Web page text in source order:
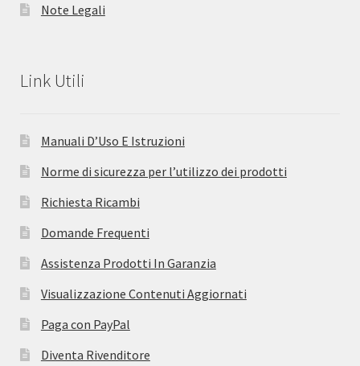
Note Legali
Link Utili
Manuali D’Uso E Istruzioni
Norme di sicurezza per l’utilizzo dei prodotti
Richiesta Ricambi
Domande Frequenti
Assistenza Prodotti In Garanzia
Visualizzazione Contenuti Aggiornati
Paga con PayPal
Diventa Rivenditore